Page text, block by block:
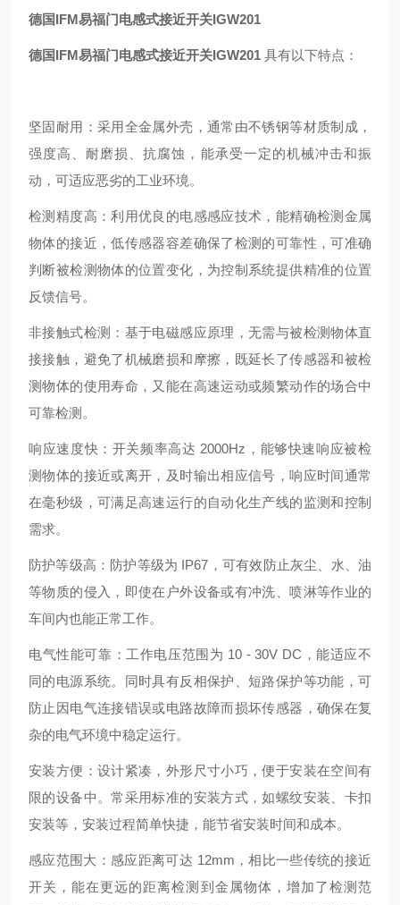
德国IFM易福门电感式接近开关IGW201
德国IFM易福门电感式接近开关IGW201 具有以下特点：
坚固耐用：采用全金属外壳，通常由不锈钢等材质制成，
强度高、耐磨损、抗腐蚀，能承受一定的机械冲击和振
动，可适应恶劣的工业环境。
检测精度高：利用优良的电感感应技术，能精确检测金属
物体的接近，低传感器容差确保了检测的可靠性，可准确
判断被检测物体的位置变化，为控制系统提供精准的位置
反馈信号。
非接触式检测：基于电磁感应原理，无需与被检测物体直
接接触，避免了机械磨损和摩擦，既延长了传感器和被检
测物体的使用寿命，又能在高速运动或频繁动作的场合中
可靠检测。
响应速度快：开关频率高达 2000Hz，能够快速响应被检
测物体的接近或离开，及时输出相应信号，响应时间通常
在毫秒级，可满足高速运行的自动化生产线的监测和控制
需求。
防护等级高：防护等级为 IP67，可有效防止灰尘、水、油
等物质的侵入，即使在户外设备或有冲洗、喷淋等作业的
车间内也能正常工作。
电气性能可靠：工作电压范围为 10 - 30V DC，能适应不
同的电源系统。同时具有反相保护、短路保护等功能，可
防止因电气连接错误或电路故障而损坏传感器，确保在复
杂的电气环境中稳定运行。
安装方便：设计紧凑，外形尺寸小巧，便于安装在空间有
限的设备中。常采用标准的安装方式，如螺纹安装、卡扣
安装等，安装过程简单快捷，能节省安装时间和成本。
感应范围大：感应距离可达 12mm，相比一些传统的接近
开关，能在更远的距离检测到金属物体，增加了检测范